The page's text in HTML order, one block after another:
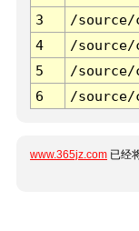
3 /
4
/
5
/
6
/
www.365jz.com 已经